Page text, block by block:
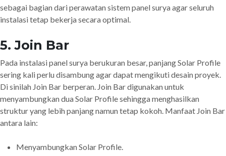
sebagai bagian dari perawatan sistem panel surya agar seluruh
instalasi tetap bekerja secara optimal.
5. Join Bar
Pada instalasi panel surya berukuran besar, panjang Solar Profile
sering kali perlu disambung agar dapat mengikuti desain proyek.
Di sinilah Join Bar berperan. Join Bar digunakan untuk
menyambungkan dua Solar Profile sehingga menghasilkan
struktur yang lebih panjang namun tetap kokoh. Manfaat Join Bar
antara lain:
Menyambungkan Solar Profile.